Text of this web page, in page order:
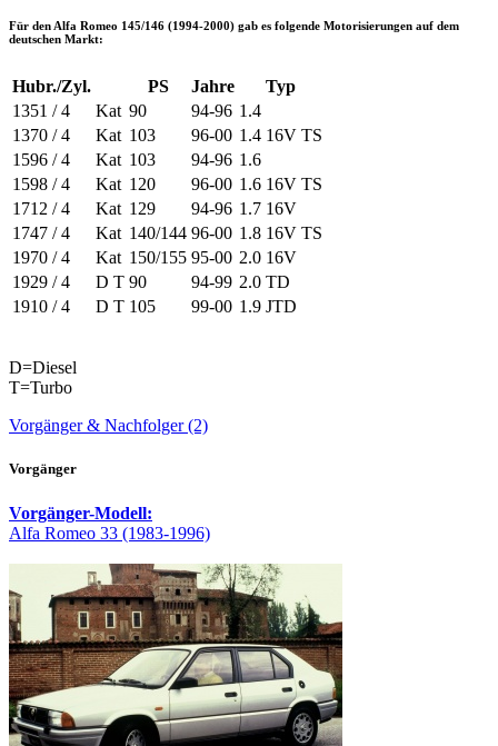
Für den Alfa Romeo 145/146 (1994-2000) gab es folgende Motorisierungen auf dem
deutschen Markt:
Hubr./Zyl. PS Jahre
Typ
1351 / 4
Kat 90 94-96 1.4
1370 / 4
Kat 103 96-00 1.4 16V TS
1596 / 4
Kat 103 94-96 1.6
1598 / 4
Kat 120 96-00 1.6 16V TS
1712 / 4
Kat 129 94-96 1.7 16V
1747 / 4
Kat 140/144 96-00 1.8 16V TS
1970 / 4
Kat 150/155 95-00 2.0 16V
1929 / 4
D T 90 94-99 2.0 TD
1910 / 4
D T 105 99-00 1.9 JTD
D=Diesel
T=Turbo
Vorgänger & Nachfolger (2)
Vorgänger
Vorgänger-Modell:
Alfa Romeo 33 (1983-1996)